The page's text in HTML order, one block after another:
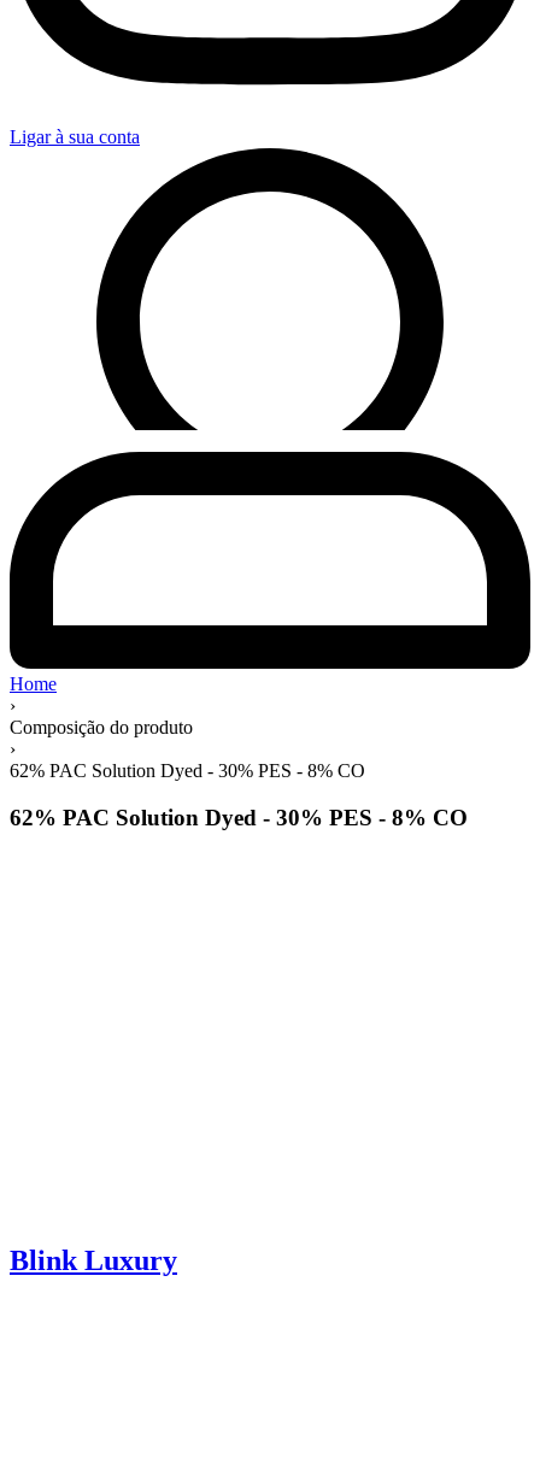
Ligar à sua conta
Home
›
Composição do produto
›
62% PAC Solution Dyed - 30% PES - 8% CO
62% PAC Solution Dyed - 30% PES - 8% CO
Blink Luxury